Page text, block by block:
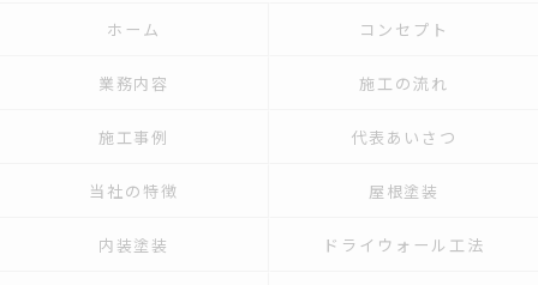
ホーム コンセプト
業務内容 施工の流れ
施工事例 代表あいさつ
当社の特徴 屋根塗装
内装塗装 ドライウォール工法